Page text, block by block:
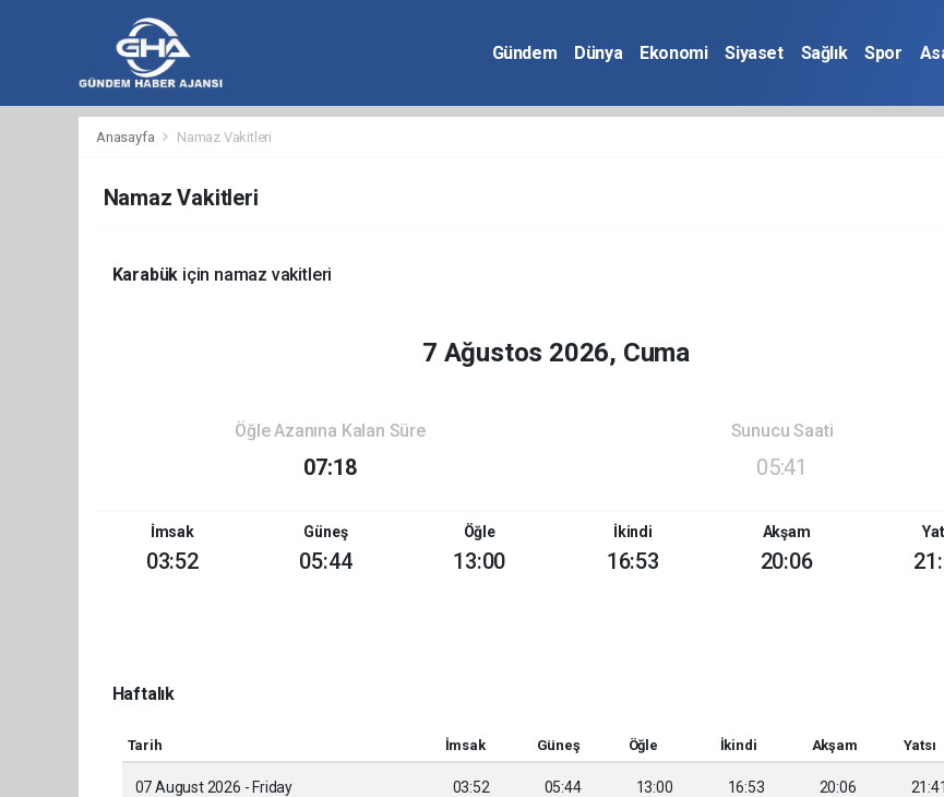
Gündem Dünya Ekonomi Siyaset Sağlık Spor
taraftarium24
taraftarium24
Anasayfa Namaz Vakitleri
Namaz Vakitleri
Karabük için namaz vakitleri
7 Ağustos 2026, Cuma
Öğle Azanına Kalan Süre
07:18
Sunucu Saati
05:41
İmsak
03:52
Güneş
05:44
Öğle
13:00
İkindi
16:53
Akşam
20:06
Haftalık
Tarih İmsak Güneş Öğle İkindi Akşam Yatsı
07 August 2026 - Friday 03:52 05:44 13:00 16:53 20:06 21:41